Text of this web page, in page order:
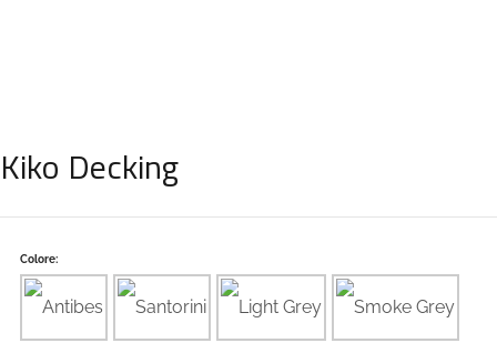
Kiko Decking
Colore: